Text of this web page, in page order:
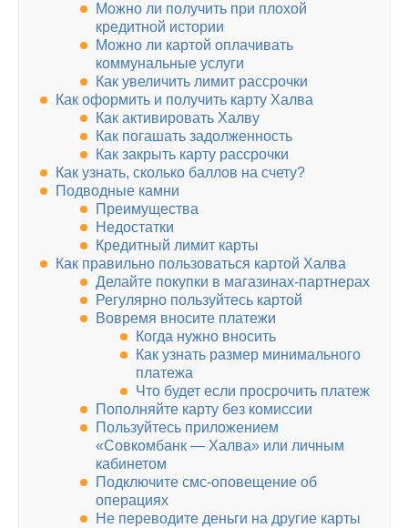
Можно ли получить при плохой
кредитной истории
Можно ли картой оплачивать
коммунальные услуги
Как увеличить лимит рассрочки
Как оформить и получить карту Халва
Как активировать Халву
Как погашать задолженность
Как закрыть карту рассрочки
Как узнать, сколько баллов на счету?
Подводные камни
Преимущества
Недостатки
Кредитный лимит карты
Как правильно пользоваться картой Халва
Делайте покупки в магазинах-партнерах
Регулярно пользуйтесь картой
Вовремя вносите платежи
Когда нужно вносить
Как узнать размер минимального
платежа
Что будет если просрочить платеж
Пополняйте карту без комиссии
Пользуйтесь приложением
«Совкомбанк — Халва» или личным
кабинетом
Подключите смс-оповещение об
операциях
Не переводите деньги на другие карты